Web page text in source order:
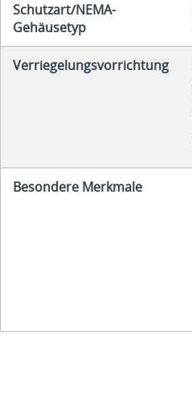
Schutzart/NEMA-
Gehäusetyp
Verriegelungsvorrichtung
Besondere Merkmale